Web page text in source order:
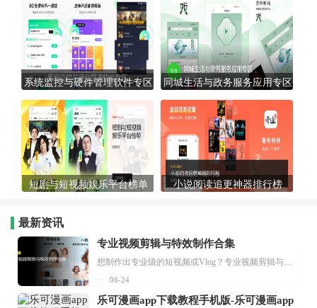
系统监控与硬件管理软件专区 同城生活与政务服务应用专区
短剧与短视频娱乐平台榜单 小说阅读追更神器排行榜
最新资讯
专业视频剪辑与特效制作合集
06-24
乐可漫画app下载教程手机版-乐可漫画app